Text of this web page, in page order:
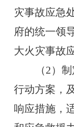
灾事故应急
府的统一领
大火灾事故
（2）
行动方案，
响应措施，